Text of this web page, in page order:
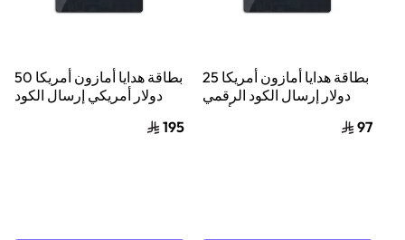
بطاقة هدايا أمازون أمريكا 25
دولار إرسال الكود الرقمي
بالبريد الإلكتروني أسود
97
بطاقة هدايا أمازون أمريكا 50
دولار أمريكي إرسال الكود
195